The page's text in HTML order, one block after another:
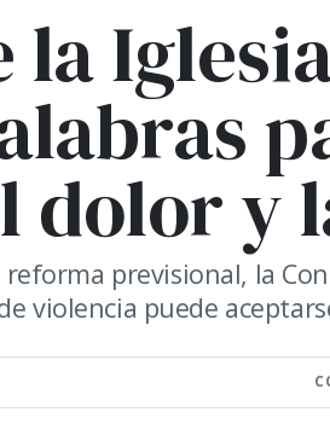
la
dolor y
previsional, la
violencia puede